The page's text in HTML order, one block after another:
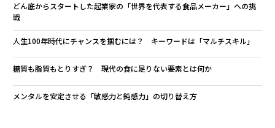
どん底からスタートした起業家の「世界を代表する食品メーカー」への挑
戦
人生100年時代にチャンスを掴むには？ キーワードは「マルチスキル」
糖質も脂質もとりすぎ？ 現代の食に足りない要素とは何か
メンタルを安定させる「敏感力と鈍感力」の切り替え方